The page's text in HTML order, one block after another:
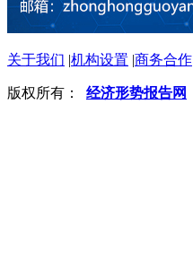
关于我们 |机构设置 |商务合作
版权所有： 经济形势报告网